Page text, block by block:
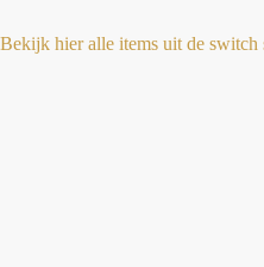
Bekijk hier alle items uit de switch